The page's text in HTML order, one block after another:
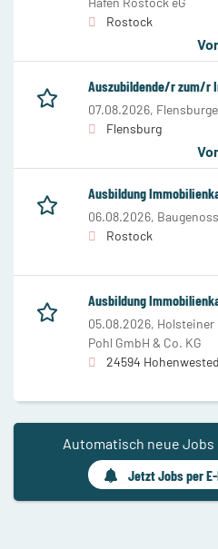
Rostock
Auszubildende/r zum/r
07.08.2026,
Flensburg
Ausbildung
06.08.2026,
Rostock
Ausbildung
05.08.2026, Holsteiner
Pohl GmbH & Co. KG
24594
Automatisch neue Jobs
Jetzt Jobs per